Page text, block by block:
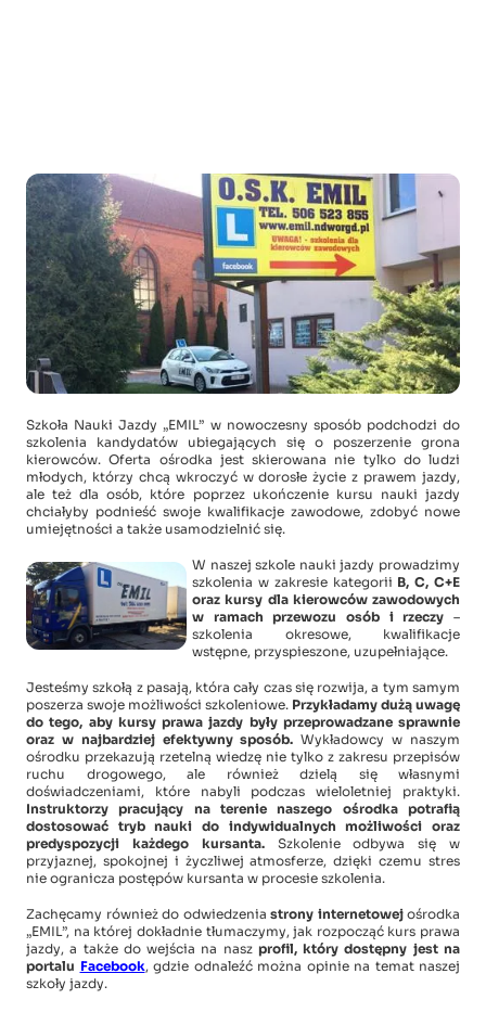
Szkoła Nauki Jazdy „EMIL” w nowoczesny sposób podchodzi do
szkolenia kandydatów ubiegających się o poszerzenie grona
kierowców. Oferta ośrodka jest skierowana nie tylko do ludzi
młodych, którzy chcą wkroczyć w dorosłe życie z prawem jazdy,
ale też dla osób, które poprzez ukończenie kursu nauki jazdy
chciałyby podnieść swoje kwalifikacje zawodowe, zdobyć nowe
umiejętności a także usamodzielnić się.
W naszej szkole nauki jazdy prowadzimy
szkolenia w zakresie kategorii B, C, C+E
oraz kursy dla kierowców zawodowych
w ramach przewozu osób i rzeczy –
szkolenia okresowe, kwalifikacje
wstępne, przyspieszone, uzupełniające.
Jesteśmy szkołą z pasają, która cały czas się rozwija, a tym samym
poszerza swoje możliwości szkoleniowe. Przykładamy dużą uwagę
do tego, aby kursy prawa jazdy były przeprowadzane sprawnie
oraz w najbardziej efektywny sposób.Wykładowcy w naszym
ośrodku przekazują rzetelną wiedzę nie tylko z zakresu przepisów
ruchu drogowego, ale również dzielą się własnymi
doświadczeniami, które nabyli podczas wieloletniej praktyki.
Instruktorzy pracujący na terenie naszego ośrodka potrafią
dostosować tryb nauki do indywidualnych możliwości oraz
predyspozycji każdego kursanta.Szkolenie odbywa się w
przyjaznej, spokojnej i życzliwej atmosferze, dzięki czemu stres
nie ogranicza postępów kursanta w procesie szkolenia.
Zachęcamy również do odwiedzenia strony internetowej ośrodka
„EMIL”, na której dokładnie tłumaczymy, jak rozpocząć kurs prawa
jazdy, a także do wejścia na naszprofil, który dostępny jest na
portalu Facebook, gdzie odnaleźć można opinie na temat naszej
szkoły jazdy.